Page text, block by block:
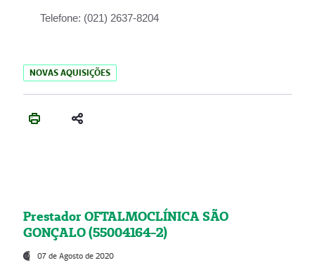
Telefone: (021) 2637-8204
NOVAS AQUISIÇÕES
Prestador OFTALMOCLÍNICA SÃO
GONÇALO (55004164-2)
07 de Agosto de 2020